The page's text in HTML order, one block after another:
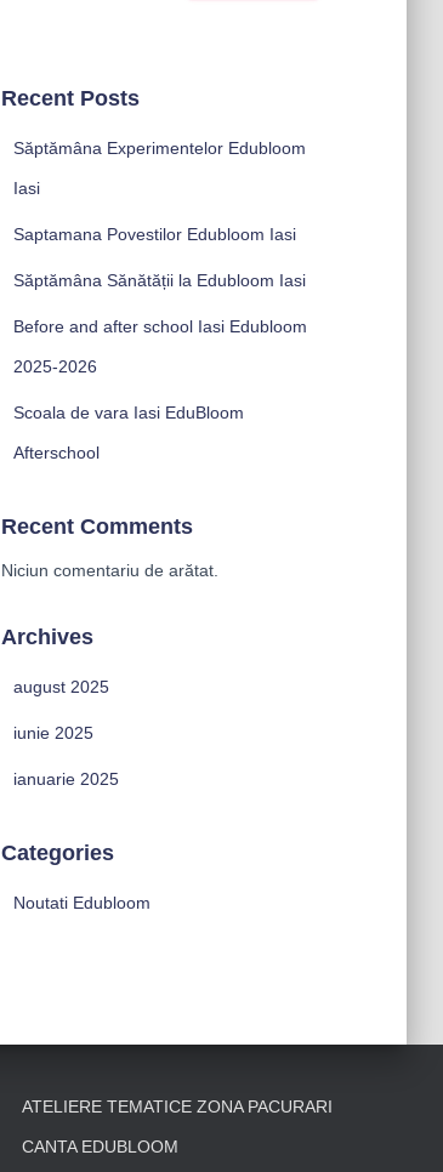
Recent Posts
Săptămâna Experimentelor Edubloom
Iasi
Saptamana Povestilor Edubloom Iasi
Săptămâna Sănătății la Edubloom Iasi
Before and after school Iasi Edubloom
2025-2026
Scoala de vara Iasi EduBloom
Afterschool
Recent Comments
Niciun comentariu de arătat.
Archives
august 2025
iunie 2025
ianuarie 2025
Categories
Noutati Edubloom
ATELIERE TEMATICE ZONA PACURARI
CANTA EDUBLOOM